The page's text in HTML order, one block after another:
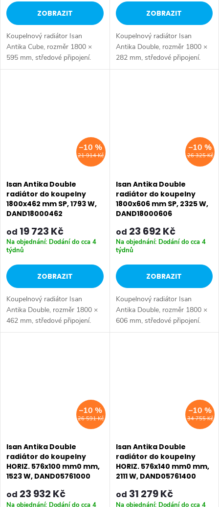
ZOBRAZIT
Koupelnový radiátor Isan
Antika Cube, rozměr 1800 ×
595 mm, středové připojení.
Výkon 1758 W. Dostupné
ZOBRAZIT
Koupelnový radiátor Isan
Antika Double, rozměr 1800 ×
282 mm, středové připojení.
Výkon 1127 W.
21 914 Kč
–10 %
Isan Antika Double
radiátor do koupelny
1800x462 mm SP, 1793 W,
DAND18000462
od 19 723 Kč
Na objednání: Dodání do cca 4
týdnů
ZOBRAZIT
Koupelnový radiátor Isan
Antika Double, rozměr 1800 ×
462 mm, středové připojení.
Výkon 1793 W.
26 325 Kč
–10 %
Isan Antika Double
radiátor do koupelny
1800x606 mm SP, 2325 W,
DAND18000606
od 23 692 Kč
Na objednání: Dodání do cca 4
týdnů
ZOBRAZIT
Koupelnový radiátor Isan
Antika Double, rozměr 1800 ×
606 mm, středové připojení.
Výkon 2325 W.
26 591 Kč
–10 %
Isan Antika Double
radiátor do koupelny
HORIZ. 576x100 mm0 mm,
1523 W, DAND05761000
od 23 932 Kč
Na objednání: Dodání do cca 4
34 755 Kč
–10 %
Isan Antika Double
radiátor do koupelny
HORIZ. 576x140 mm0 mm,
2111 W, DAND05761400
od 31 279 Kč
Na objednání: Dodání do cca 4